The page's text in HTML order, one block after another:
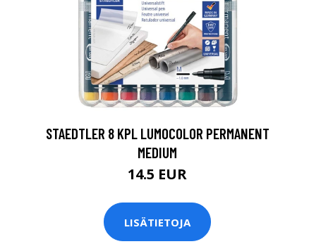
STAEDTLER 8 KPL LUMOCOLOR PERMANENT
MEDIUM
14.5 EUR
LISÄTIETOJA